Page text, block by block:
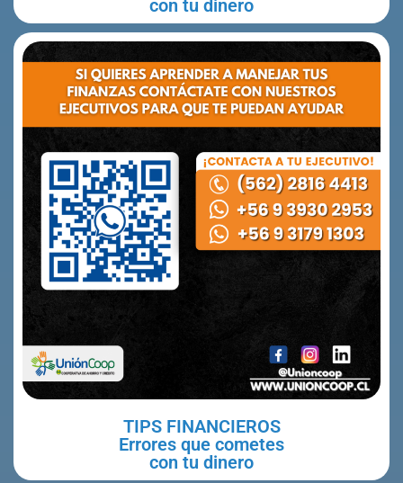
con tu dinero
TIPS FINANCIEROS
Errores que cometes
con tu dinero